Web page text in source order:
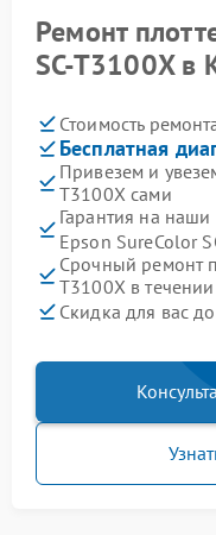
Ремонт
SC-T3100X в
Стоимость
Бесплатная
Привезем и
T3100X сами
Гарантия на
Epson SureColor
Срочный ремонт
T3100X в течении
Скидка для вас до